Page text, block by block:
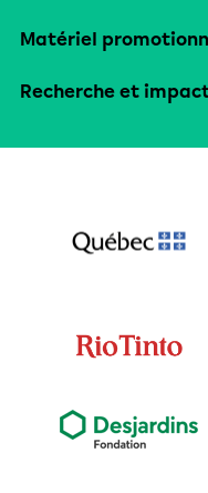
Matériel
Recherche et